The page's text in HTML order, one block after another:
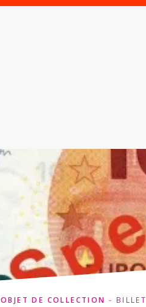
OBJET DE COLLECTION - BILLET